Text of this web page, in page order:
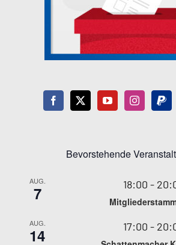
Bevorstehende
AUG.
7 18:00 -
AUG.
14 17:00 -